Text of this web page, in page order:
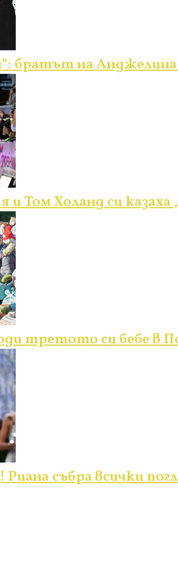
братът на Анджелина
Том Холанд си
третото си бебе в
събра всички